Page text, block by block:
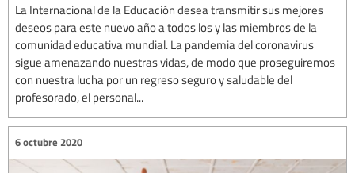
La Internacional de la Educación desea transmitir sus mejores
deseos para este nuevo año a todos los y las miembros de la
comunidad educativa mundial. La pandemia del coronavirus
sigue amenazando nuestras vidas, de modo que proseguiremos
con nuestra lucha por un regreso seguro y saludable del
profesorado, el personal...
6 octubre 2020